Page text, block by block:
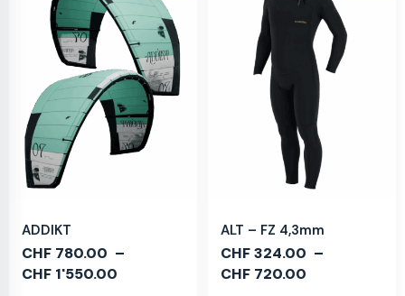
ADDIKT
CHF 780.00 –
CHF 1'550.00
ALT – FZ 4,3mm
CHF324.00 –
CHF 720.00